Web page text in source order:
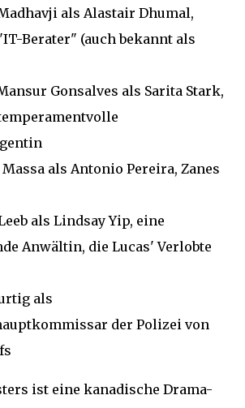
als Alastair Dhumal,
Berater" (auch bekannt als
Gonsalves als Sarita Stark,
als Antonio Pereira, Zanes
als Lindsay Yip, eine
Anwältin, die Lucas' Verlobte
als
der Polizei von
ist eine kanadische Drama-